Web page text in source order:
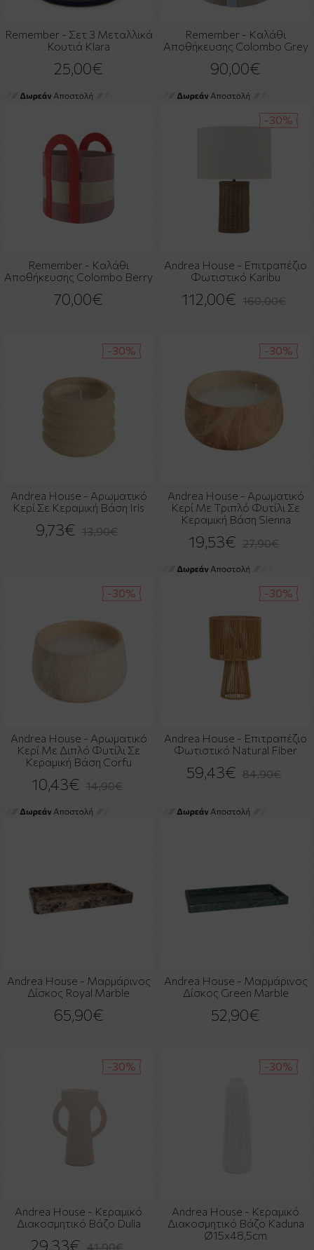
Remember - Σετ 3 Μεταλλικά
Κουτιά Klara
25,00€
Remember - Καλάθι
Αποθήκευσης Colombo Grey
90,00€
Remember - Καλάθι
Αποθήκευσης Colombo Berry
70,00€
-30%
Andrea House - Επιτραπέζιο
Φωτιστικό Karibu
112,00€ 160,00€
-30%
Andrea House - Αρωματικό
Κερί Σε Κεραμική Βάση Iris
9,73€ 13,90€
-30%
Andrea House - Αρωματικό
Κερί Με Τριπλό Φυτίλι Σε
Κεραμική Βάση Sienna
19,53€ 27,90€
-30%
Andrea House - Αρωματικό
Κερί Με Διπλό Φυτίλι Σε
Κεραμική Βάση Corfu
10,43€ 14,90€
-30%
Andrea House - Επιτραπέζιο
Φωτιστικό Natural Fiber
59,43€ 84,90€
Andrea House - Μαρμάρινος
Δίσκος Royal Marble
65,90€
Andrea House - Μαρμάρινος
Δίσκος Green Marble
52,90€
-30%
Andrea House - Κεραμικό
Διακοσμητικό Βάζο Dulia
29,33€ 41,90€
-30%
Andrea House - Κεραμικό
Διακοσμητικό Βάζο Kaduna
Ø15x48,5cm